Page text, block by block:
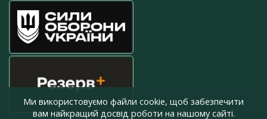
Ми використовуємо файли cookie, щоб забезпечити
вам найкращий досвід роботи на нашому сайті.